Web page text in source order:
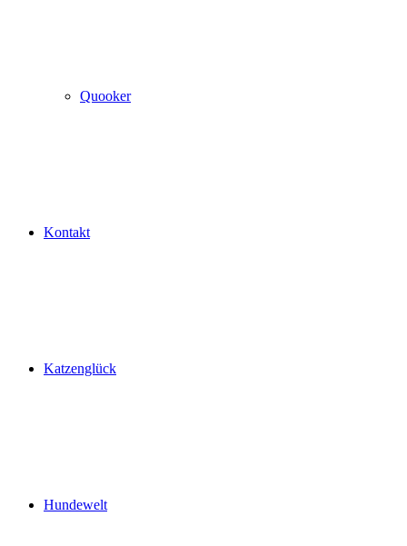
Quooker
Kontakt
Katzenglück
Hundewelt